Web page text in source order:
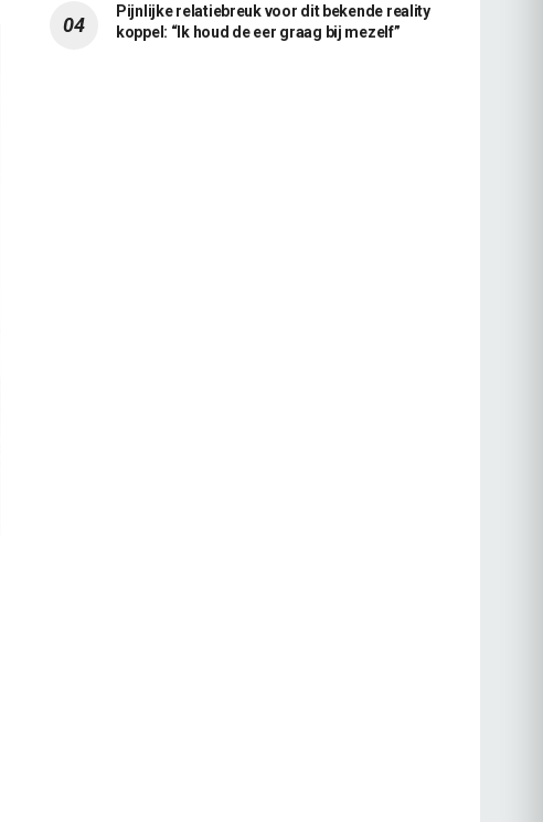
Pijnlijke relatiebreuk voor dit bekende reality
koppel: “Ik houd de eer graag bij mezelf”